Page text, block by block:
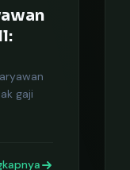
gaji